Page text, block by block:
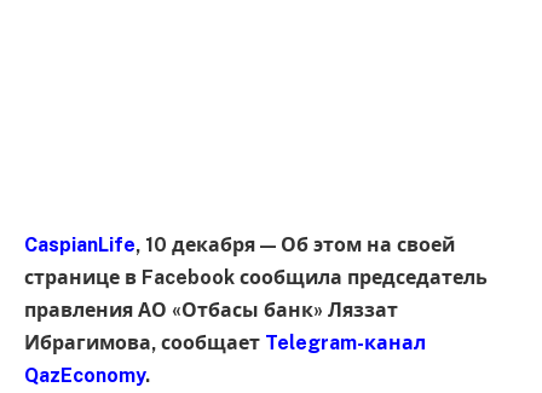
CaspianLife, 10 декабря — Об этом на своей
странице в Facebook сообщила председатель
правления АО «Отбасы банк» Ляззат
Ибрагимова, сообщает Telegram-канал
QazEconomy.